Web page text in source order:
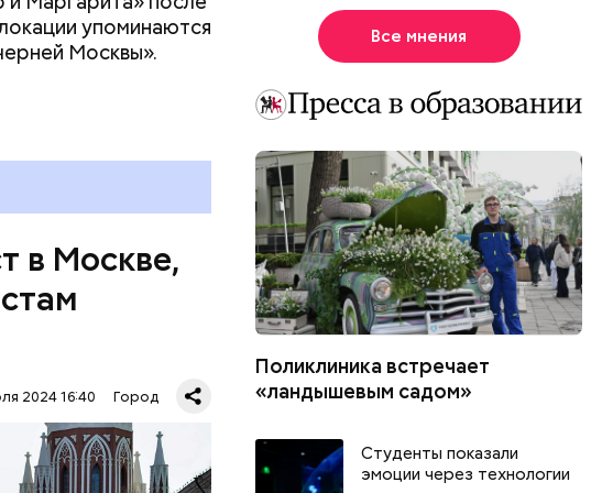
упоминаются
Москвы».
в Москве,
2024 16:40 Город
именно сюда,
Блаженного и
столицы, но и
Все мнения
Поликлиника встречает
«ландышевым садом»
Студенты показали
эмоции через технологии